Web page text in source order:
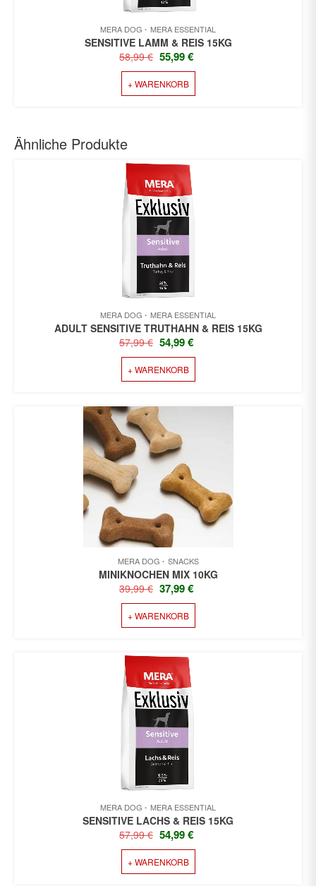
MERA DOG MERA ESSENTIAL
SENSITIVE LAMM & REIS 15KG
58,99€ URSPRÜNGLICHER
PREIS
WAR:
58,99 €
55,99€
+ WARENKORB
Ähnliche Produkte
MERA DOG MERA ESSENTIAL
ADULT SENSITIVE TRUTHAHN & REIS 15KG
57,99€ URSPRÜNGLICHER
PREIS
WAR:
57,99 €
54,99€
+ WARENKORB
MERA DOG SNACKS
MINIKNOCHEN MIX 10KG
39,99€ URSPRÜNGLICHER
PREIS
WAR:
39,99 €
37,99€
+ WARENKORB
MERA DOG MERA ESSENTIAL
SENSITIVE LACHS & REIS 15KG
57,99€ URSPRÜNGLICHER
PREIS
WAR:
57,99 €
54,99€
+ WARENKORB